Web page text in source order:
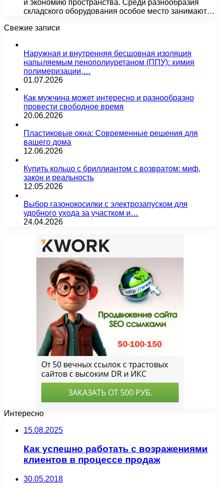
и экономию пространства. Среди разнообразия
складского оборудования особое место занимают…
Свежие записи
Наружная и внутренняя бесшовная изоляция
напыляемым пенополиуретаном (ППУ): химия
полимеризации,…
01.07.2026
Как мужчина может интересно и разнообразно
провести свободное время
20.06.2026
Пластиковые окна: Современные решения для
вашего дома
12.06.2026
Купить кольцо с бриллиантом с возвратом: миф,
закон и реальность
12.05.2026
Выбор газонокосилки с электрозапуском для
удобного ухода за участком и…
24.04.2026
Интересно
15.08.2025
Как успешно работать с возражениями
клиентов в процессе продаж
30.05.2018